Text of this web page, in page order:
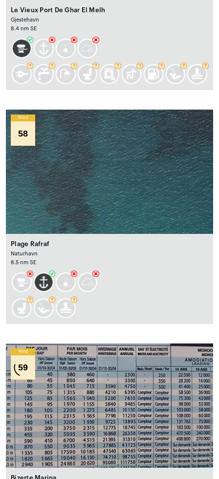
Le Vieux Port De Ghar El Melh
Gjestehavn
8.4 nm SE
Wind
58
Plage Rafraf
Naturhavn
8.5 nm SE
Wind
59